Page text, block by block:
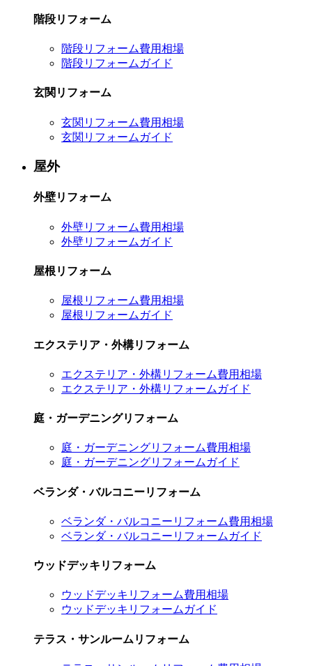
階段リフォーム
階段リフォーム費用相場
階段リフォームガイド
玄関リフォーム
玄関リフォーム費用相場
玄関リフォームガイド
屋外
外壁リフォーム
外壁リフォーム費用相場
外壁リフォームガイド
屋根リフォーム
屋根リフォーム費用相場
屋根リフォームガイド
エクステリア・外構リフォーム
エクステリア・外構リフォーム費用相場
エクステリア・外構リフォームガイド
庭・ガーデニングリフォーム
庭・ガーデニングリフォーム費用相場
庭・ガーデニングリフォームガイド
ベランダ・バルコニーリフォーム
ベランダ・バルコニーリフォーム費用相場
ベランダ・バルコニーリフォームガイド
ウッドデッキリフォーム
ウッドデッキリフォーム費用相場
ウッドデッキリフォームガイド
テラス・サンルームリフォーム